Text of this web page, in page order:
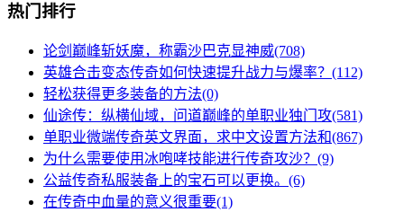
热门排行
论剑巅峰斩妖魔，称霸沙巴克显神威(708)
英雄合击变态传奇如何快速提升战力与爆率？(112)
轻松获得更多装备的方法(0)
仙途传：纵横仙域，问道巅峰的单职业独门攻(581)
单职业微端传奇英文界面，求中文设置方法和(867)
为什么需要使用冰咆哮技能进行传奇攻沙？(9)
公益传奇私服装备上的宝石可以更换。(6)
在传奇中血量的意义很重要(1)